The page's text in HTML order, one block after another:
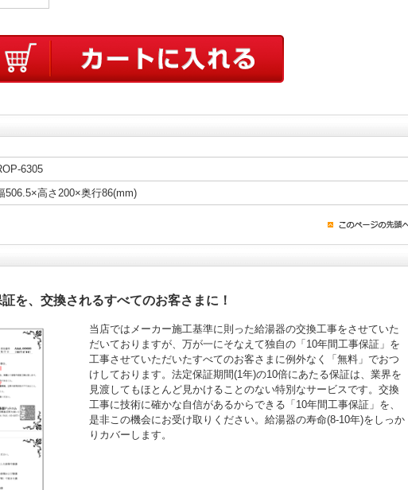
6305
506.5×高さ200×奥行86(mm)
を、交換されるすべてのお客さまに！
当店ではメーカー施工基準に則った給湯器の交換工事をさせていた
だいておりますが、万が一にそなえて独自の「10年間工事保証」を
工事させていただいたすべてのお客さまに例外なく「無料」でおつ
けしております。法定保証期間(1年)の10倍にあたる保証は、業界を
見渡してもほとんど見かけることのない特別なサービスです。交換
工事に技術に確かな自信があるからできる「10年間工事保証」を、
是非この機会にお受け取りください。給湯器の寿命(8-10年)をしっか
りカバーします。